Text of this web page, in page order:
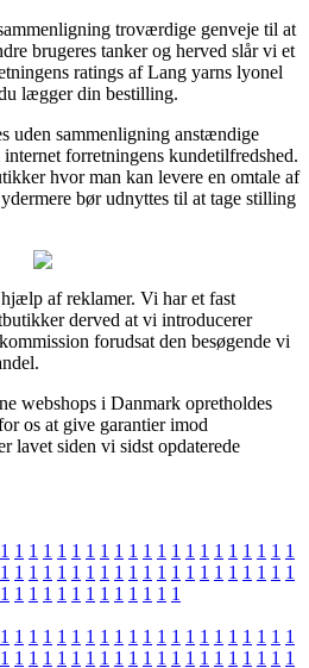
troværdige genveje til at
brugeres tanker og herved slår vi et
ratings af Lang yarns lyonel
lægger din bestilling.
uden sammenligning anstændige
forretningens kundetilfredshed.
hvor man kan levere en omtale af
bør udnyttes til at tage stilling
af reklamer. Vi har et fast
derved at vi introducerer
forudsat den besøgende vi
webshops i Danmark opretholdes
os at give garantier imod
lavet siden vi sidst opdaterede
1 1 1 1 1 1 1 1 1 1 1 1 1 1 1 1 1 1 1 1 1
1 1 1 1 1 1 1 1 1 1 1 1 1 1 1 1 1 1 1 1 1
1 1 1 1 1 1 1 1 1 1 1 1 1
1 1 1 1 1 1 1 1 1 1 1 1 1 1 1 1 1 1 1 1 1
1 1 1 1 1 1 1 1 1 1 1 1 1 1 1 1 1 1 1 1 1